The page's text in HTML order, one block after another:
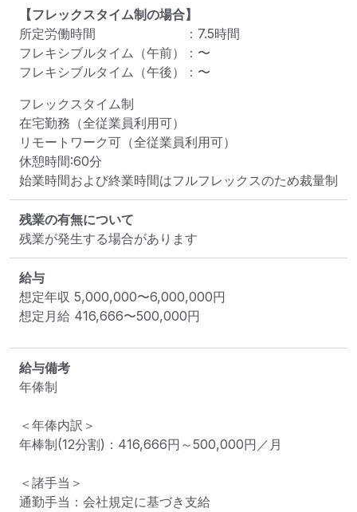
【フレックスタイム制の場合】
所定労働時間
： 7.5時間
フレキシブルタイム（午前）
： 〜
フレキシブルタイム（午後）
： 〜
フレックスタイム制
在宅勤務（全従業員利用可）
リモートワーク可（全従業員利用可）
休憩時間:60分
始業時間および終業時間はフルフレックスのため裁量制
残業の有無について
残業が発生する場合があります
給与
想定年収 5,000,000〜6,000,000円
想定月給 416,666〜500,000円
給与備考
年俸制
＜年俸内訳＞
年棒制(12分割)：416,666円～500,000円／月
＜諸手当＞
通勤手当：会社規定に基づき支給